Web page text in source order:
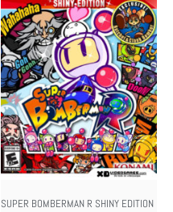
SUPER BOMBERMAN R SHINY EDITION